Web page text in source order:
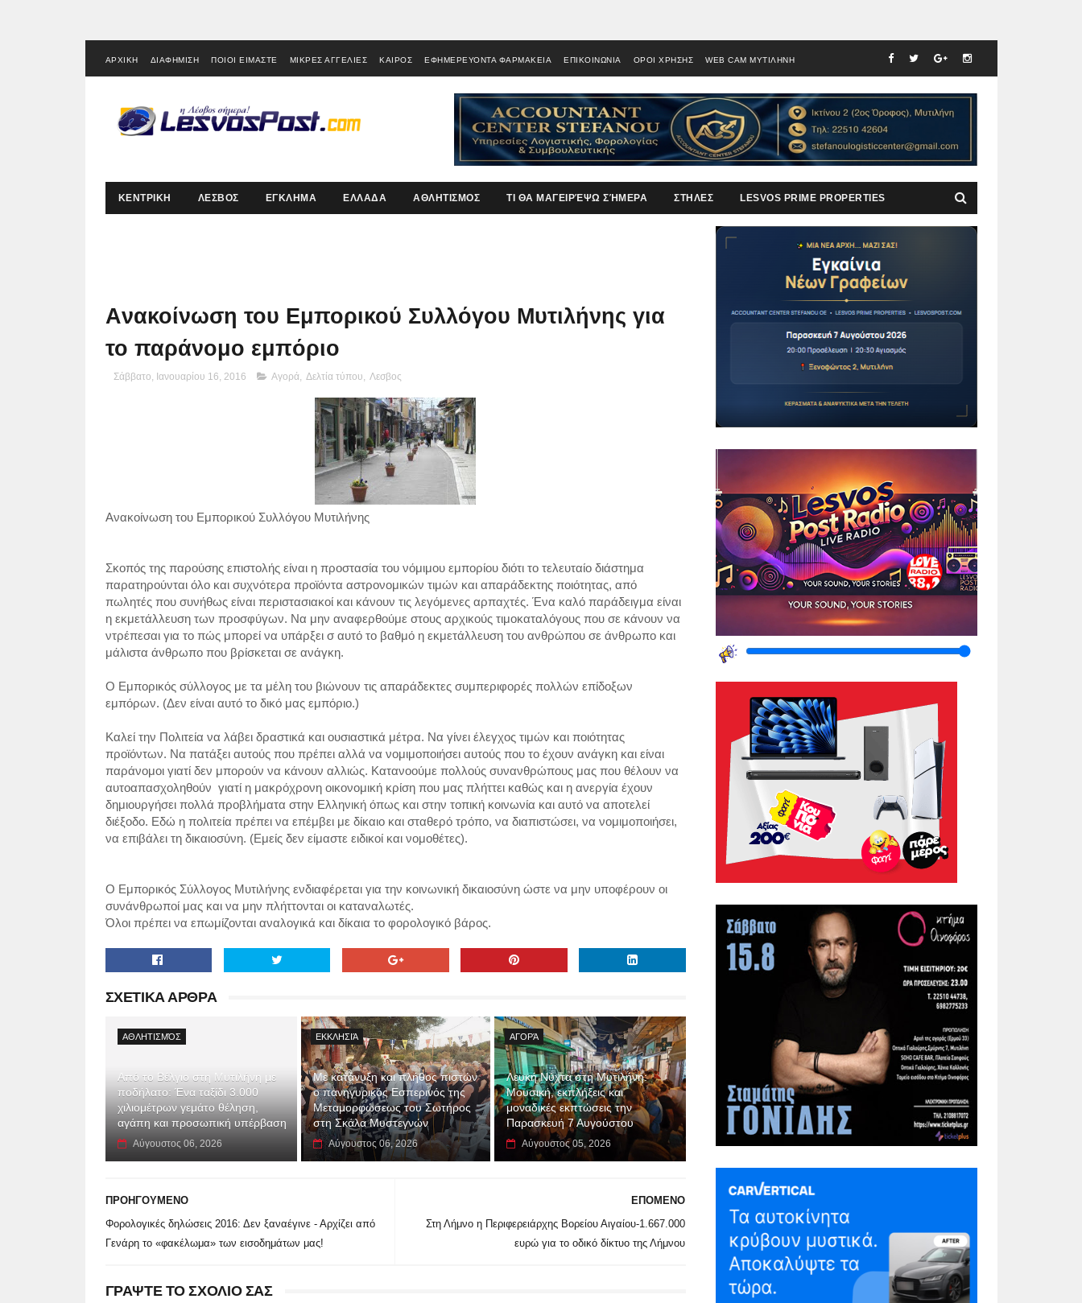
ΑΡΧΙΚΗ ΔΙΑΦΗΜΙΣΗ ΠΟΙΟΙ ΕΙΜΑΣΤΕ ΜΙΚΡΕΣ ΑΓΓΕΛΙΕΣ ΚΑΙΡΟΣ ΕΦΗΜΕΡΕΥΟΝΤΑ ΦΑΡΜΑΚΕΙΑ ΕΠΙΚΟΙΝΩΝΙΑ ΟΡΟΙ ΧΡΗΣΗΣ WEB CAM ΜΥΤΙΛΗΝΗ
ΚΕΝΤΡΙΚΗ ΛΕΣΒΟΣ ΕΓΚΛΗΜΑ ΕΛΛΑΔΑ ΑΘΛΗΤΙΣΜΟΣ ΤΙ ΘΑ ΜΑΓΕΙΡΈΨΩ ΣΉΜΕΡΑ ΣΤΗΛΕΣ LESVOS PRIME PROPERTIES
Aνακοίνωση του Εμπορικού Συλλόγου Μυτιλήνης για
το παράνομο εμπόριο
Σάββατο, Ιανουαρίου 16, 2016 Αγορά, Δελτία τύπου, Λεσβος
Aνακοίνωση του Εμπορικού Συλλόγου Μυτιλήνης
Σκοπός της παρούσης επιστολής είναι η προστασία του νόμιμου εμπορίου διότι το τελευταίο διάστημα
παρατηρούνται όλο και συχνότερα προϊόντα αστρονομικών τιμών και απαράδεκτης ποιότητας, από
πωλητές που συνήθως είναι περιστασιακοί και κάνουν τις λεγόμενες αρπαχτές. Ένα καλό παράδειγμα είναι
η εκμετάλλευση των προσφύγων. Να μην αναφερθούμε στους αρχικούς τιμοκαταλόγους που σε κάνουν να
ντρέπεσαι για το πώς μπορεί να υπάρξει σ αυτό το βαθμό η εκμετάλλευση του ανθρώπου σε άνθρωπο και
μάλιστα άνθρωπο που βρίσκεται σε ανάγκη.
Ο Εμπορικός σύλλογος με τα μέλη του βιώνουν τις απαράδεκτες συμπεριφορές πολλών επίδοξων
εμπόρων. (Δεν είναι αυτό το δικό μας εμπόριο.)
Καλεί την Πολιτεία να λάβει δραστικά και ουσιαστικά μέτρα. Να γίνει έλεγχος τιμών και ποιότητας
προϊόντων. Να πατάξει αυτούς που πρέπει αλλά να νομιμοποιήσει αυτούς που το έχουν ανάγκη και είναι
παράνομοι γιατί δεν μπορούν να κάνουν αλλιώς. Κατανοούμε πολλούς συνανθρώπους μας που θέλουν να
αυτοαπασχοληθούν γιατί η μακρόχρονη οικονομική κρίση που μας πλήττει καθώς και η ανεργία έχουν
δημιουργήσει πολλά προβλήματα στην Ελληνική όπως και στην τοπική κοινωνία και αυτό να αποτελεί
διέξοδο. Εδώ η πολιτεία πρέπει να επέμβει με δίκαιο και σταθερό τρόπο, να διαπιστώσει, να νομιμοποιήσει,
να επιβάλει τη δικαιοσύνη. (Εμείς δεν είμαστε ειδικοί και νομοθέτες).
Ο Εμπορικός Σύλλογος Μυτιλήνης ενδιαφέρεται για την κοινωνική δικαιοσύνη ώστε να μην υποφέρουν οι
συνάνθρωποί μας και να μην πλήττονται οι καταναλωτές.
Όλοι πρέπει να επωμίζονται αναλογικά και δίκαια το φορολογικό βάρος.
ΣΧΕΤΙΚΑ ΑΡΘΡΑ
ΑΘΛΗΤΙΣΜΌΣ
Από το Βέλγιο στη Μυτιλήνη με
ποδήλατο: Ένα ταξίδι 3.000
χιλιομέτρων γεμάτο θέληση,
αγάπη και προσωπική υπέρβαση
Αύγουστος 06, 2026
ΕΚΚΛΗΣΙΆ
Με κατάνυξη και πλήθος πιστών
ο πανηγυρικός Εσπερινός της
Μεταμορφώσεως του Σωτήρος
στη Σκάλα Μυστεγνών
Αύγουστος 06, 2026
ΑΓΟΡΆ
Λευκή Νύχτα στη Μυτιλήνη:
Μουσική, εκπλήξεις και
μοναδικές εκπτώσεις την
Παρασκευή 7 Αυγούστου
Αύγουστος 05, 2026
ΕΠΟΜΕΝΟ
Στη Λήμνο η Περιφερειάρχης Βορείου Αιγαίου-1.667.000
ευρώ για το οδικό δίκτυο της Λήμνου
ΠΡΟΗΓΟΥΜΕΝΟ
Φορολογικές δηλώσεις 2016: Δεν ξαναέγινε - Αρχίζει από
Γενάρη το «φακέλωμα» των εισοδημάτων μας!
ΓΡΑΨΤΕ ΤΟ ΣΧΟΛΙΟ ΣΑΣ